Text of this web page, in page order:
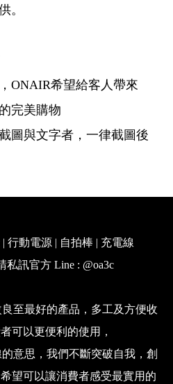
。
ONAIR希望給客人帶來
完美購物
圖與文字者，一律截圖後
行動電源 | 自拍棒 | 充電線
私訊官方 Line : @oa3c
至最好的產品，多工及方便收
可以更便利的使用，
意思，我們不斷突破自我，創
望可以讓消費者感受最實用的